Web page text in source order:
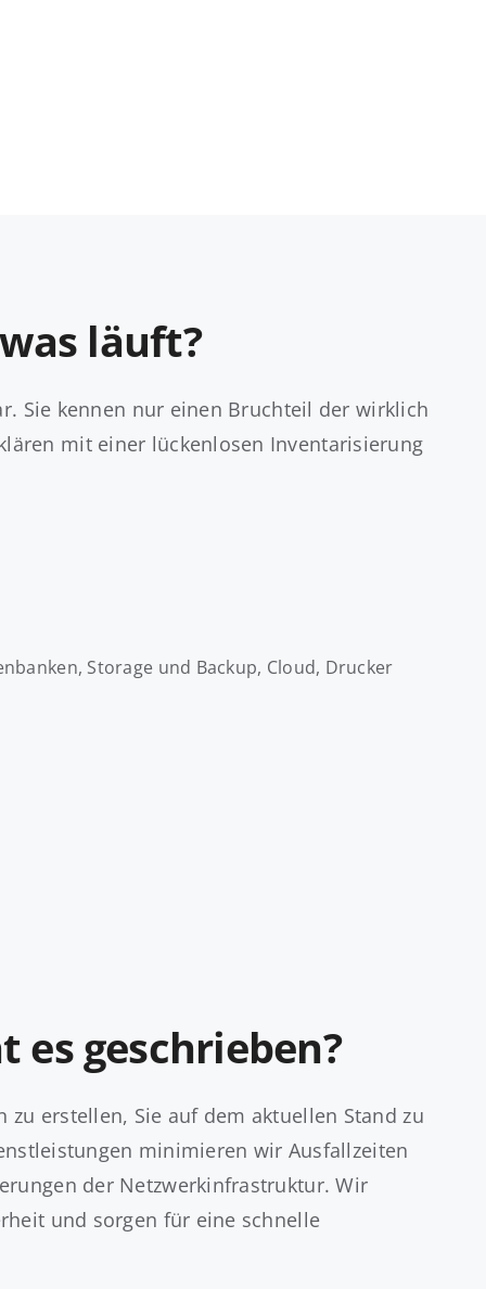
läuft?
Sie kennen nur einen Bruchteil der wirklich
mit einer lückenlosen Inventarisierung
Storage und Backup, Cloud, Drucker
geschrieben?
erstellen, Sie auf dem aktuellen Stand zu
minimieren wir Ausfallzeiten
der Netzwerkinfrastruktur. Wir
und sorgen für eine schnelle